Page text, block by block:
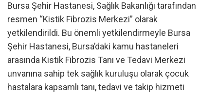
Bursa Şehir Hastanesi, Sağlık Bakanlığı tarafından
resmen “Kistik Fibrozis Merkezi” olarak
yetkilendirildi. Bu önemli yetkilendirmeyle Bursa
Şehir Hastanesi, Bursa’daki kamu hastaneleri
arasında Kistik Fibrozis Tanı ve Tedavi Merkezi
unvanına sahip tek sağlık kuruluşu olarak çocuk
hastalara kapsamlı tanı, tedavi ve takip hizmeti